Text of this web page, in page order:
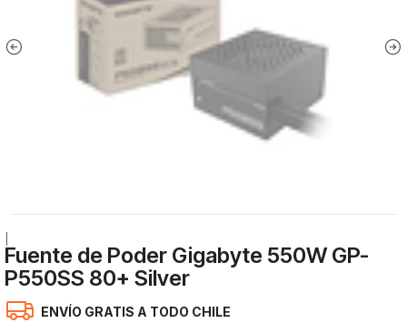
Fuente de Poder Gigabyte 550W GP-
P550SS 80+ Silver
ENVÍO GRATIS A TODO CHILE